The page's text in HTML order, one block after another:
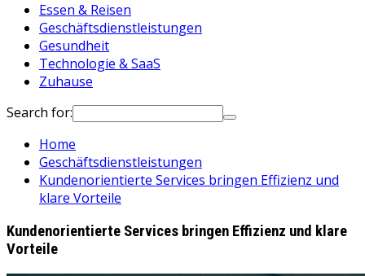
Essen & Reisen
Geschäftsdienstleistungen
Gesundheit
Technologie & SaaS
Zuhause
Search for:
Home
Geschäftsdienstleistungen
Kundenorientierte Services bringen Effizienz und
klare Vorteile
Kundenorientierte Services bringen Effizienz und klare
Vorteile